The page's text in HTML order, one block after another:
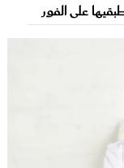
على الفور